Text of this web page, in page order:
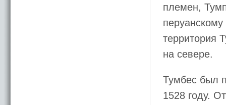
племен,
территория
на севере.
Тумбес был
1528 году.